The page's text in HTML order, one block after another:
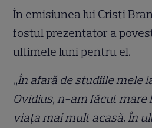
În emisiunea lui Cristi
fostul prezentator a
ultimele luni pentru el.
„În afară de studiile mele
Ovidius, n-am făcut mare
viața mai mult acasă. În